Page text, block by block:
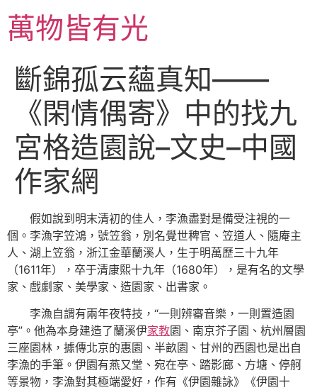
主萬物皆有光
斷錦孤云蘊真知——
《閑情偶寄》中的找九
宮格造園說–文史–中國
作家網
假如說到明末清初的佳人，李漁盡對是備受注視的一
個。李漁字笠鴻，號笠翁，別名覺世稗官、笠道人、隨庵主
人、湖上笠翁，浙江金華蘭溪人，生于明萬歷三十九年
（1611年），卒于清康熙十九年（1680年），是有名的文學
家、戲劇家、美學家、造園家、出書家。
李漁自謂有兩年夜特技，“一則辨審音樂，一則置造園
亭”。他為本身建造了蘭溪伊家教園、南京芥子園、杭州層園
三座園林，據傳北京的惠園、半畝園、甘州的西園也是出自
李漁的手筆。伊園有燕又堂、宛在亭、踏影廊、方塘、停舸
等景物，李漁對其極端愛好，作有《伊園雜詠》《伊園十